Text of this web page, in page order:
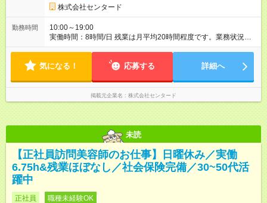
株式会社センタード
勤務時間
10:00～19:00
実働時間：8時間/日 残業は月平均20時間程度です。業務状況に
より前後する場合があります。
気になる！ 応募する 詳細へ
掲載元企業名 株式会社センタード
未読
【正社員訪問美容師のお仕事】日曜休み／実働
6.75h&残業ほぼなし／社会保険完備／30~50代活
躍中
正社員 職種未経験OK